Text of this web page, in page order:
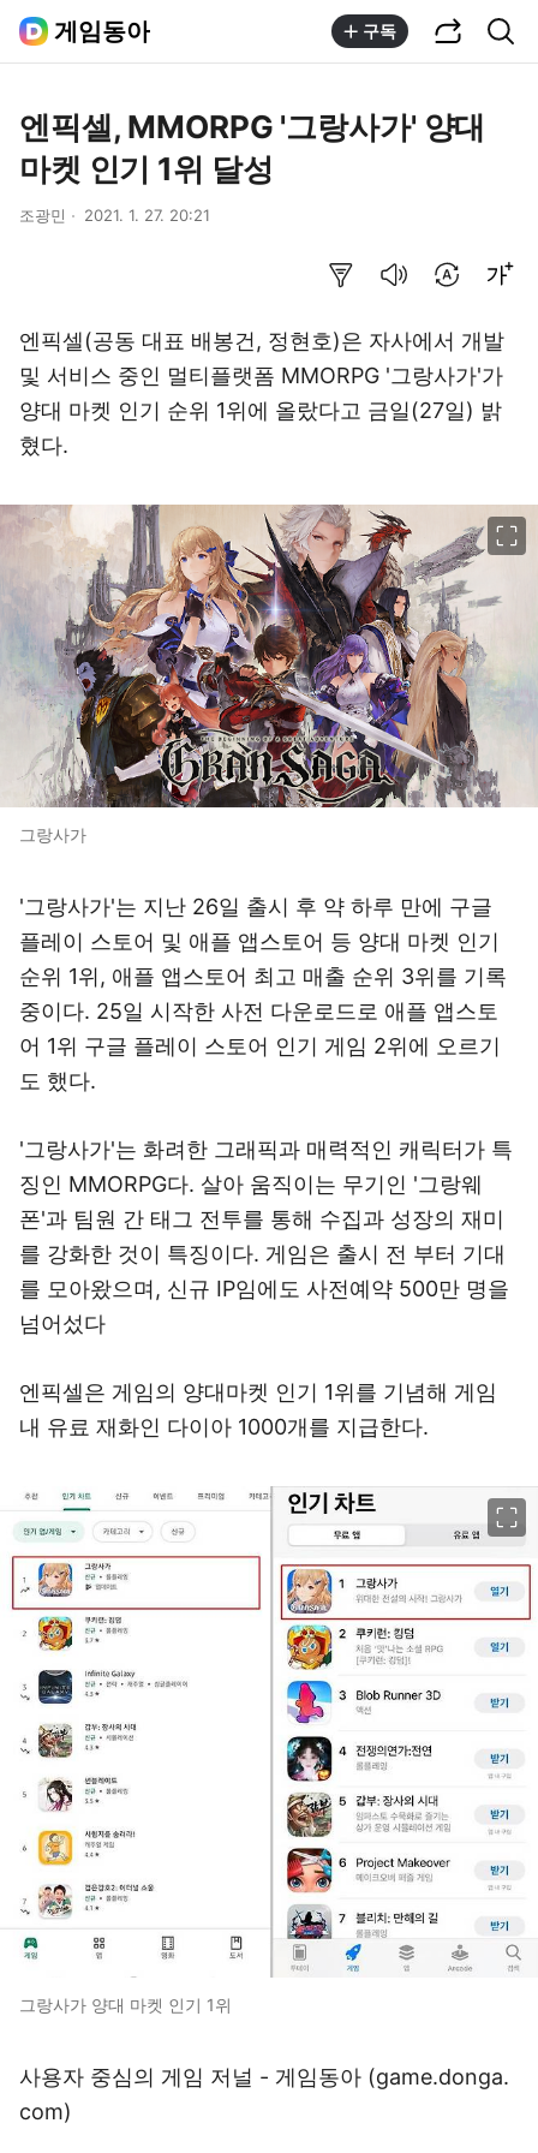
게임동아 구독
엔픽셀, MMORPG '그랑사가' 양대
마켓 인기 1위 달성
조광민 2021. 1. 27. 20:21
엔픽셀(공동 대표 배봉건, 정현호)은 자사에서 개발
및 서비스 중인 멀티플랫폼 MMORPG '그랑사가'가
양대 마켓 인기 순위 1위에 올랐다고 금일(27일) 밝
혔다.
그랑사가
'그랑사가'는 지난 26일 출시 후 약 하루 만에 구글
플레이 스토어 및 애플 앱스토어 등 양대 마켓 인기
순위 1위, 애플 앱스토어 최고 매출 순위 3위를 기록
중이다. 25일 시작한 사전 다운로드로 애플 앱스토
어 1위 구글 플레이 스토어 인기 게임 2위에 오르기
도 했다.
'그랑사가'는 화려한 그래픽과 매력적인 캐릭터가 특
징인 MMORPG다. 살아 움직이는 무기인 '그랑웨
폰'과 팀원 간 태그 전투를 통해 수집과 성장의 재미
를 강화한 것이 특징이다. 게임은 출시 전 부터 기대
를 모아왔으며, 신규 IP임에도 사전예약 500만 명을
넘어섰다
엔픽셀은 게임의 양대마켓 인기 1위를 기념해 게임
내 유료 재화인 다이아 1000개를 지급한다.
그랑사가 양대 마켓 인기 1위
사용자 중심의 게임 저널 - 게임동아 (game.donga.
com)